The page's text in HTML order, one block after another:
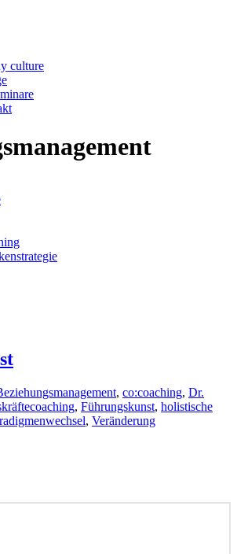
culture
, co:coaching, Dr.
, Führungskunst, holistische
, Veränderung